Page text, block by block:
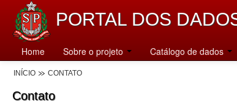
PORTAL DOS
Home Sobre o projeto Catálogo de dados
INÍCIO CONTATO
Contato